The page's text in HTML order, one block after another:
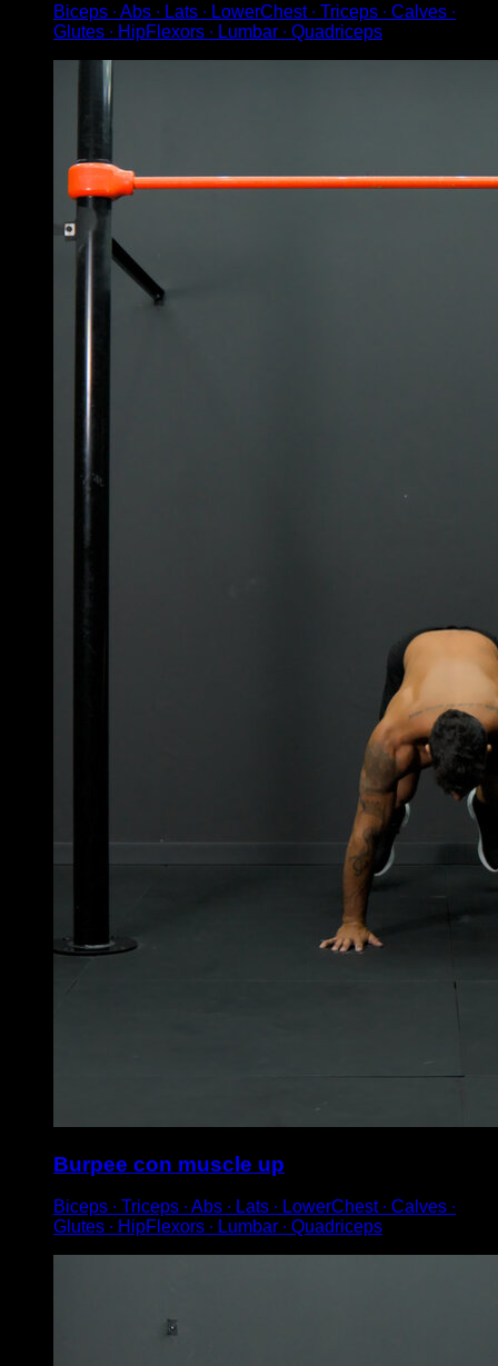
Biceps ∙ Abs ∙ Lats ∙ LowerChest ∙ Triceps ∙ Calves ∙
Glutes ∙ HipFlexors ∙ Lumbar ∙ Quadriceps
Burpee con muscle up
Biceps ∙ Triceps ∙ Abs ∙ Lats ∙ LowerChest ∙ Calves ∙
Glutes ∙ HipFlexors ∙ Lumbar ∙ Quadriceps